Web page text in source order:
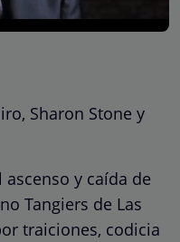
Sharon Stone y
y caída de
Tangiers de Las
traiciones, codicia